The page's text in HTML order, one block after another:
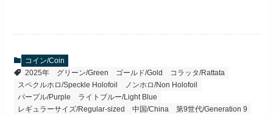
コイン/Coin
2025年
グリーン/Green ゴールド/Gold
コラッタ/Rattata
スペクルホロ/Speckle Holofoil
ノンホロ/Non Holofoil
パープル/Purple
ライトブルー/Light Blue
レギュラーサイズ/Regular-sized
中国/China 第9世代/Generation 9